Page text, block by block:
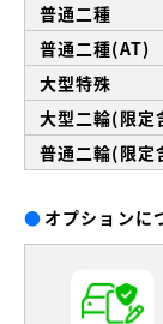
普通二種
普通二種(AT)
大型特殊
大型二輪(限定
普通二輪(限定
● オプションに